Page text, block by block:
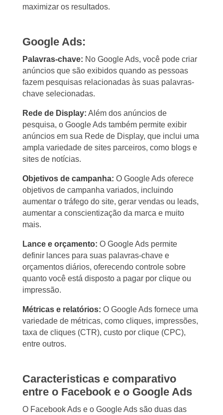
maximizar os resultados.
Google Ads:
Palavras-chave: No Google Ads, você pode criar
anúncios que são exibidos quando as pessoas
fazem pesquisas relacionadas às suas palavras-
chave selecionadas.
Rede de Display: Além dos anúncios de
pesquisa, o Google Ads também permite exibir
anúncios em sua Rede de Display, que inclui uma
ampla variedade de sites parceiros, como blogs e
sites de notícias.
Objetivos de campanha: O Google Ads oferece
objetivos de campanha variados, incluindo
aumentar o tráfego do site, gerar vendas ou leads,
aumentar a conscientização da marca e muito
mais.
Lance e orçamento: O Google Ads permite
definir lances para suas palavras-chave e
orçamentos diários, oferecendo controle sobre
quanto você está disposto a pagar por clique ou
impressão.
Métricas e relatórios: O Google Ads fornece uma
variedade de métricas, como cliques, impressões,
taxa de cliques (CTR), custo por clique (CPC),
entre outros.
Caracteristicas e comparativo
entre o Facebook e o Google Ads
O Facebook Ads e o Google Ads são duas das